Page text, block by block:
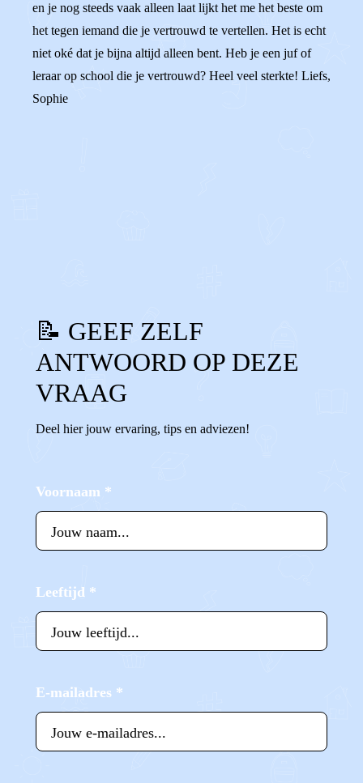
en je nog steeds vaak alleen laat lijkt het me het beste om
het tegen iemand die je vertrouwd te vertellen. Het is echt
niet oké dat je bijna altijd alleen bent. Heb je een juf of
leraar op school die je vertrouwd? Heel veel sterkte! Liefs,
Sophie
📝 GEEF ZELF
ANTWOORD OP DEZE
VRAAG
Deel hier jouw ervaring, tips en adviezen!
Voornaam *
Leeftijd *
E-mailadres *